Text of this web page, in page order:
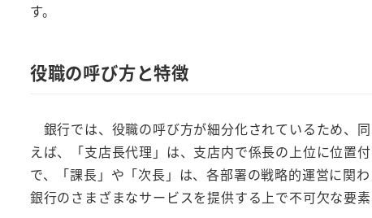
す。
役職の呼び方と特徴
銀行では、役職の呼び方が細分化されているため、
えば、「支店長代理」は、支店内で係長の上位に位置
で、「課長」や「次長」は、各部署の戦略的運営に関
銀行のさまざまなサービスを提供する上で不可欠な要